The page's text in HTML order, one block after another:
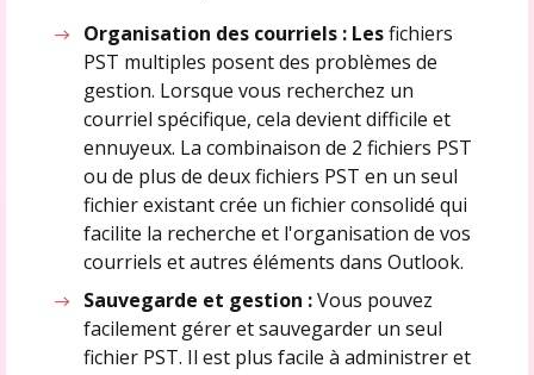
Organisation des courriels : Lesfichiers
PST multiples posent des problèmes de
gestion. Lorsque vous recherchez un
courriel spécifique, cela devient difficile et
ennuyeux. La combinaison de 2 fichiers PST
ou de plus de deux fichiers PST en un seul
fichier existant crée un fichier consolidé qui
facilite la recherche et l'organisation de vos
courriels et autres éléments dans Outlook.
Sauvegarde et gestion :Vous pouvez
facilement gérer et sauvegarder un seul
fichier PST. Il est plus facile à administrer et